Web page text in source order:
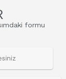
formu